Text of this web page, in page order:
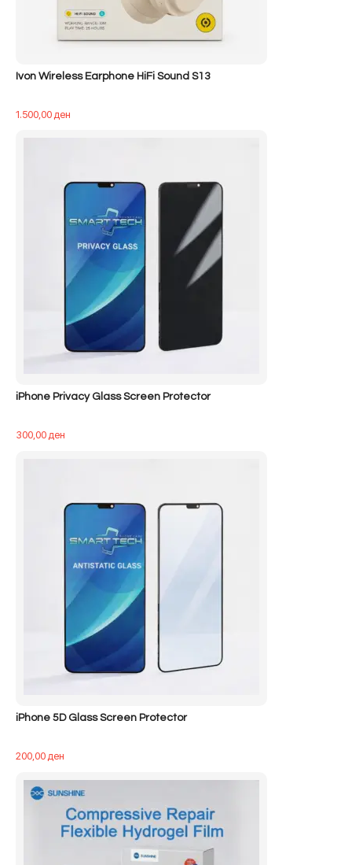
Ivon Wireless Earphone HiFi Sound S13
1.500,00ден
iPhone Privacy Glass Screen Protector
300,00ден
iPhone 5D Glass Screen Protector
200,00ден